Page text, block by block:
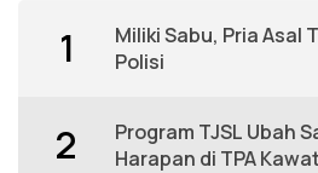
1
Miliki Sabu, Pria Asal
Polisi
2
Program TJSL Ubah
Harapan di TPA